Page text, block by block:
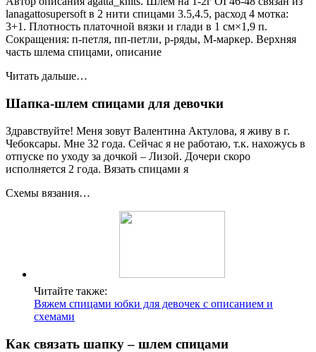
lanagattosupersoft в 2 нити спицами 3.5,4.5, расход 4 мотка:
3+1. Плотность платочной вязки и глади в 1 см×1,9 п.
Сокращения: п-петля, пп-петли, р-ряды, М-маркер. Верхняя
часть шлема спицами, описание
Читать дальше…
Шапка-шлем спицами для девочки
Здравствуйте! Меня зовут Валентина Актулова, я живу в г.
Чебоксары. Мне 32 года. Сейчас я не работаю, т.к. нахожусь в
отпуске по уходу за дочкой – Лизой. Дочери скоро
исполняется 2 года. Вязать спицами я
Схемы вязания…
Читайте также:
Вяжем спицами юбки для девочек с описанием и
схемами
Как связать шапку – шлем спицами